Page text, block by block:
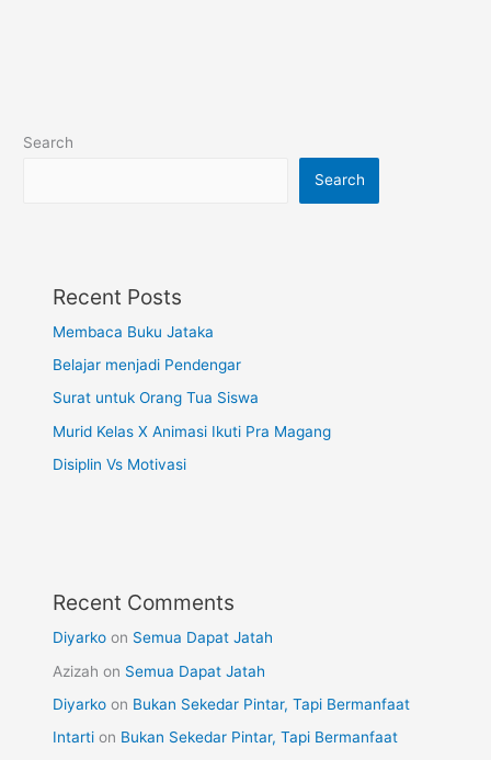
Search
Search
Recent Posts
Membaca Buku Jataka
Belajar menjadi Pendengar
Surat untuk Orang Tua Siswa
Murid Kelas X Animasi Ikuti Pra Magang
Disiplin Vs Motivasi
Recent Comments
Diyarko on Semua Dapat Jatah
Azizah on Semua Dapat Jatah
Diyarko on Bukan Sekedar Pintar, Tapi Bermanfaat
Intarti on Bukan Sekedar Pintar, Tapi Bermanfaat